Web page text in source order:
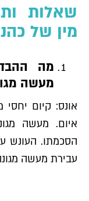
שאלות
מין של
מה
מעשה
אונס: קיום
איום. מעשה
הסכמתו. העונש
עבירת מעשה